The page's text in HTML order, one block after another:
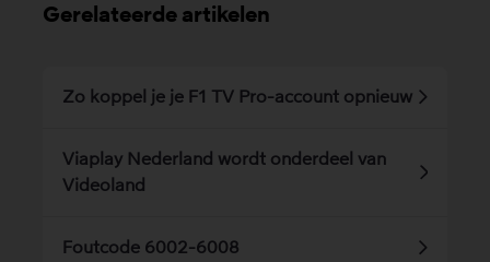
Gerelateerde artikelen
Zo koppel je je F1 TV Pro-account opnieuw
Viaplay Nederland wordt onderdeel van
Videoland
Foutcode 6002-6008